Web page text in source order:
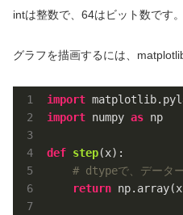
intは整数で、64はビット数です。
グラフを描画するには、
import
import numpy as np
def step(x) :
# dtypeで、データ
return